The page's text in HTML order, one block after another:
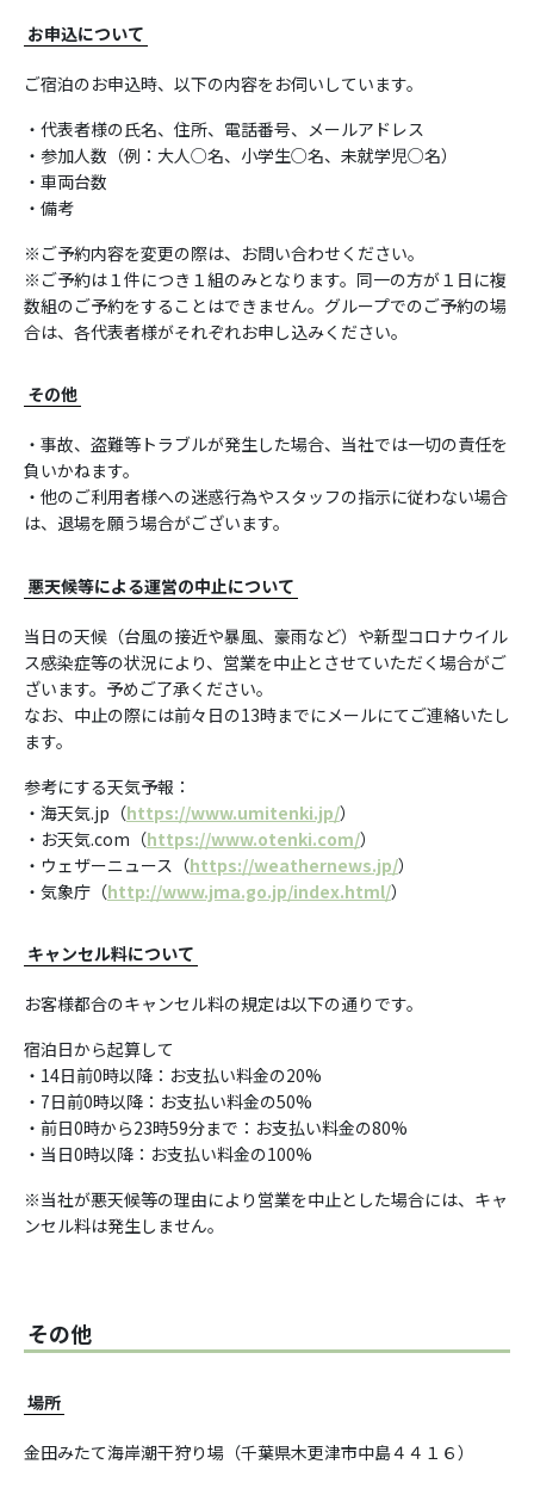
お申込について
ご宿泊のお申込時、以下の内容をお伺いしています。
・代表者様の氏名、住所、電話番号、メールアドレス
・参加人数（例：大人○名、小学生○名、未就学児○名）
・車両台数
・備考
※ご予約内容を変更の際は、お問い合わせください。
※ご予約は１件につき１組のみとなります。同一の方が１日に複
数組のご予約をすることはできません。グループでのご予約の場
合は、各代表者様がそれぞれお申し込みください。
その他
・事故、盗難等トラブルが発生した場合、当社では一切の責任を
負いかねます。
・他のご利用者様への迷惑行為やスタッフの指示に従わない場合
は、退場を願う場合がございます。
悪天候等による運営の中止について
当日の天候（台風の接近や暴風、豪雨など）や新型コロナウイル
ス感染症等の状況により、営業を中止とさせていただく場合がご
ざいます。予めご了承ください。
なお、中止の際には前々日の13時までにメールにてご連絡いたし
ます。
参考にする天気予報：
・海天気.jp（https://www.umitenki.jp/）
・お天気.com（https://www.otenki.com/）
・ウェザーニュース（https://weathernews.jp/）
・気象庁（http://www.jma.go.jp/index.html/）
キャンセル料について
お客様都合のキャンセル料の規定は以下の通りです。
宿泊日から起算して
・14日前0時以降：お支払い料金の20%
・7日前0時以降：お支払い料金の50%
・前日0時から23時59分まで：お支払い料金の80%
・当日0時以降：お支払い料金の100%
※当社が悪天候等の理由により営業を中止とした場合には、キャ
ンセル料は発生しません。
その他
場所
金田みたて海岸潮干狩り場（千葉県木更津市中島４４１６）